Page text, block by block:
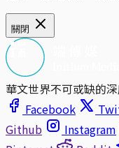
關閉
華文世界不可或缺的
Facebook
Github
Instagram